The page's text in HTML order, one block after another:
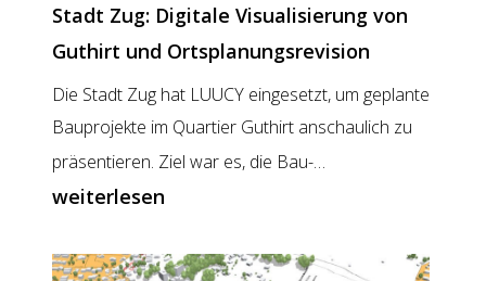
Stadt Zug: Digitale Visualisierung von
Guthirt und Ortsplanungsrevision
Die Stadt Zug hat LUUCY eingesetzt, um geplante
Bauprojekte im Quartier Guthirt anschaulich zu
präsentieren. Ziel war es, die Bau-…
Visualisierung
weiterlesen